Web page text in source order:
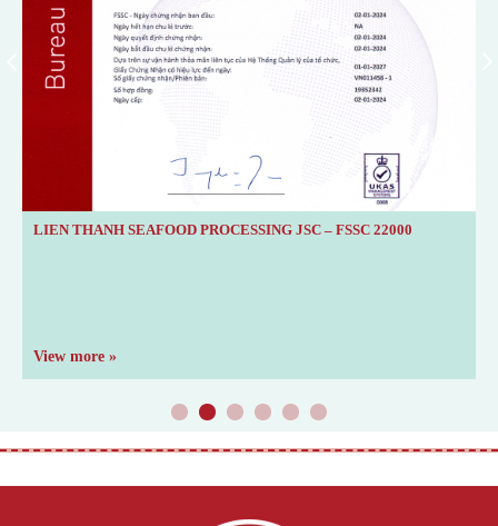
LIEN THANH SEAFOOD PROCESSING JSC – FSSC 22000
View more »
1 2 3 4 5 6